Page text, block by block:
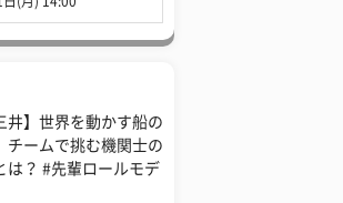
井】世界を動かす船の
チームで挑む機関士の
は？ #先輩ロールモデ